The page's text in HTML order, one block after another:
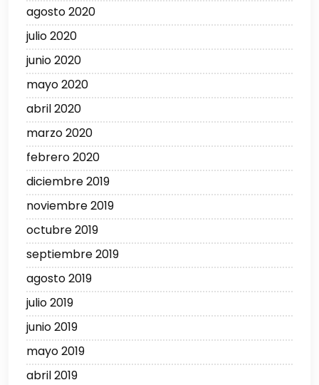
agosto 2020
julio 2020
junio 2020
mayo 2020
abril 2020
marzo 2020
febrero 2020
diciembre 2019
noviembre 2019
octubre 2019
septiembre 2019
agosto 2019
julio 2019
junio 2019
mayo 2019
abril 2019